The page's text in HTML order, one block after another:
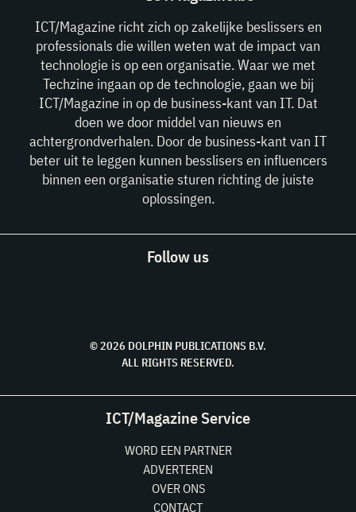
ICT/Magazine richt zich op zakelijke beslissers en
professionals die willen weten wat de impact van
technologie is op een organisatie. Waar we met
Techzine ingaan op de technologie, gaan we bij
ICT/Magazine in op de business-kant van IT. Dat
doen we door middel van nieuws en
achtergrondverhalen. Door de business-kant van IT
beter uit te leggen kunnen besslisers en influencers
binnen een organisatie sturen richting de juiste
oplossingen.
Follow us
© 2026 DOLPHIN PUBLICATIONS B.V.
ALL RIGHTS RESERVED.
ICT/Magazine Service
WORD EEN PARTNER
ADVERTEREN
OVER ONS
CONTACT